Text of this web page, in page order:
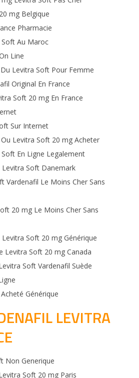
mg Belgique
Pharmacie
Au Maroc
Line
Levitra Soft Pour Femme
Original En France
Soft 20 mg En France
Sur Internet
Levitra Soft 20 mg Acheter
En Ligne Legalement
Levitra Soft Danemark
Vardenafil Le Moins Cher Sans
20 mg Le Moins Cher Sans
Soft 20 mg Générique
Levitra Soft 20 mg Canada
Soft Vardenafil Suède
Générique
LEVITRA
Non Generique
Soft 20 mg Paris